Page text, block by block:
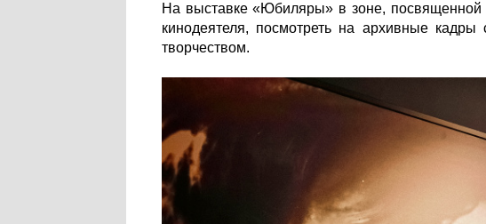
На выставке «Юбиляры» в зоне, посвященной
кинодеятеля, посмотреть на архивные
творчеством.